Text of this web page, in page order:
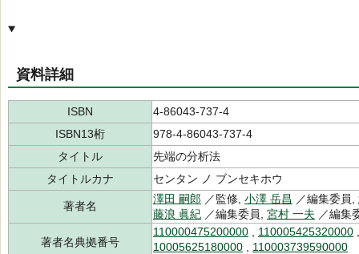
資料詳細
ISBN
4-86043-737-4
ISBN13桁
978-4-86043-737-4
タイトル
先端の分析法
タイトルカナ
センタン ノ ブンセキホウ
著者名
澤田 嗣郎 ／監修, 小澤 岳昌 ／編集委員,
藤浪 眞紀 ／編集委員, 宮村 一夫 ／編集
著者名典拠番号
110000475200000 110005425320000
10005625180000
110003739590000